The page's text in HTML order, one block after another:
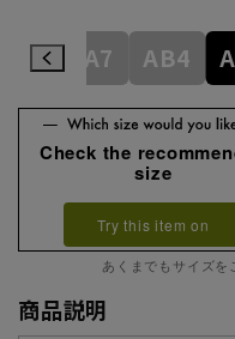
A6 A7 AB4
Check the
size
Try this item on
あくまでもサイズを
商品説明